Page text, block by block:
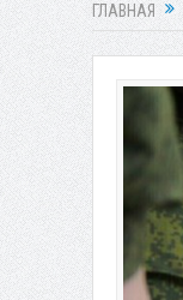
ГЛАВНАЯ